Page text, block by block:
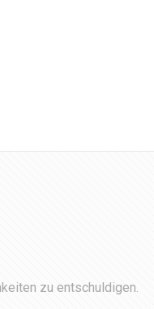
zu entschuldigen.